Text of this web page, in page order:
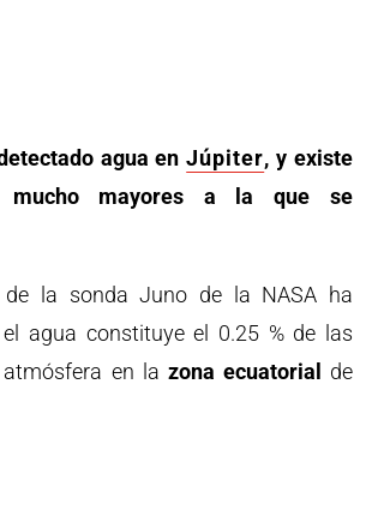
agua enJúpiter, y existe
mucho mayores a la que se
de la sonda Juno de la NASA ha
agua constituye el 0.25 % de las
en la zona ecuatorial
de